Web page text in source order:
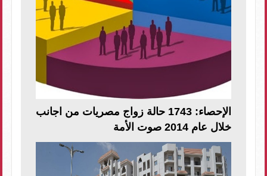
الإحصاء: 1743 حالة زواج مصريات من اجانب
خلال عام 2014 صوت الأمة